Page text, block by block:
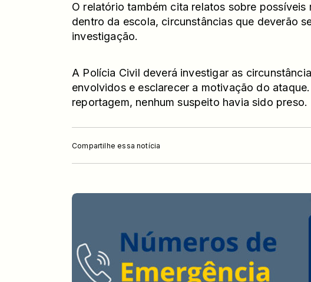
O relatório também cita relatos sobre
dentro da escola, circunstâncias que deverão
investigação.
A Polícia Civil deverá investigar as
envolvidos e esclarecer a motivação do
reportagem, nenhum suspeito havia sido preso.
Compartilhe essa notícia